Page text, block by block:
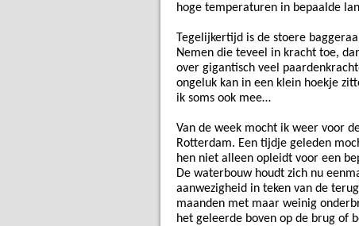
hoge temperaturen in bepaalde
Tegelijkertijd is de stoere
Nemen die teveel in kracht toe,
over gigantisch veel
ongeluk kan in een klein hoekje
ik soms ook mee…
Van de week mocht ik weer voor
Rotterdam. Een tijdje geleden
hen niet alleen opleidt voor een
De waterbouw houdt zich nu
aanwezigheid in teken van de
maanden met maar weinig
het geleerde boven op de brug of